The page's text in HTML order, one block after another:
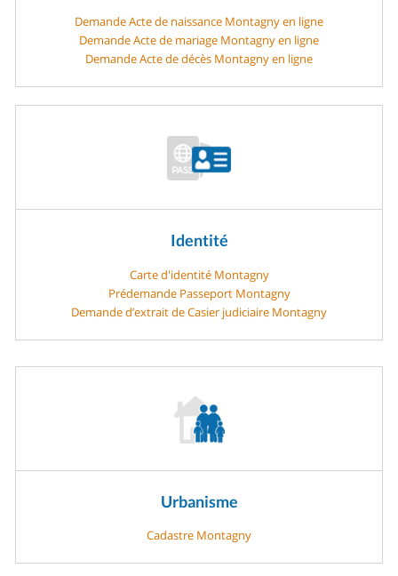
Demande Acte de naissance Montagny en ligne
Demande Acte de mariage Montagny en ligne
Demande Acte de décès Montagny en ligne
Identité
Carte d'identité Montagny
Prédemande Passeport Montagny
Demande d’extrait de Casier judiciaire Montagny
Urbanisme
Cadastre Montagny